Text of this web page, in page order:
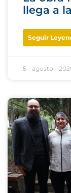
llega a
Seguir
5 - agosto -